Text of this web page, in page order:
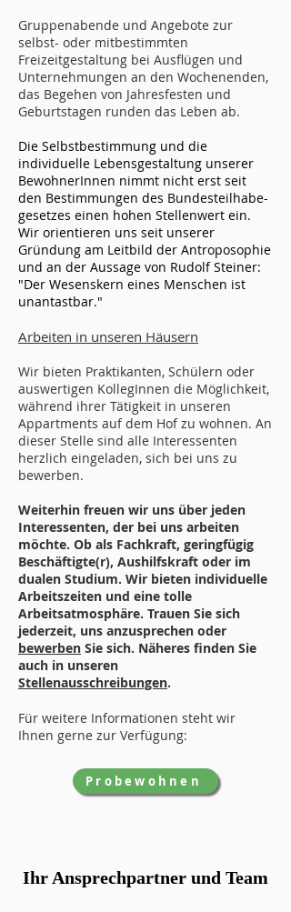
Gruppenabende und Angebote zur
selbst- oder mitbestimmten
Freizeitgestaltung bei Ausflügen und
Unternehmungen an den Wochenenden,
das Begehen von Jahresfesten und
Geburtstagen runden das Leben ab.
Die Selbstbestimmung und die
individuelle Lebensgestaltung unserer
BewohnerInnen nimmt nicht erst seit
den Bestimmungen des Bundesteilhabe-
gesetzes einen hohen Stellenwert ein.
Wir orientieren uns seit unserer
Gründung am Leitbild der Antroposophie
und an der Aussage von Rudolf Steiner:
"Der Wesenskern eines Menschen ist
unantastbar."
Arbeiten in unseren Häusern
Wir bieten Praktikanten, Schülern oder
auswertigen KollegInnen die Möglichkeit,
während ihrer Tätigkeit in unseren
Appartments auf dem Hof zu wohnen. An
dieser Stelle sind alle Interessenten
herzlich eingeladen, sich bei uns zu
bewerben.
Weiterhin freuen wir uns über jeden
Interessenten, der bei uns arbeiten
möchte. Ob als Fachkraft, geringfügig
Beschäftigte(r), Aushilfskraft oder im
dualen Studium. Wir bieten individuelle
Arbeitszeiten und eine tolle
Arbeitsatmosphäre. Trauen Sie sich
jederzeit, uns anzusprechen oder
bewerben Sie sich. Näheres finden Sie
auch in unseren
Stellenausschreibungen.
Für weitere Informationen steht wir
Ihnen gerne zur Verfügung:
Probewohnen
Ihr Ansprechpartner und Team